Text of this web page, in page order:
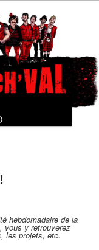
Ch'val
hebdomadaire de la
vous y retrouverez
les projets, etc.